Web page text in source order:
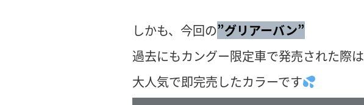
しかも、今回の”グリアーバン”
過去にもカングー限定車で発売された際は
大人気で即完売したカラーです